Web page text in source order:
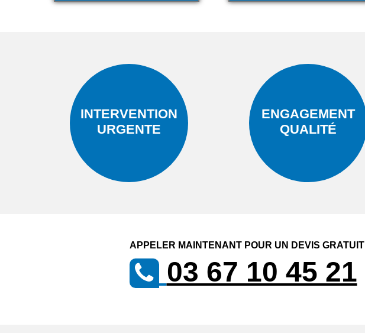
INTERVENTION
URGENTE
ENGAGEMENT
QUALITÉ
APPELER MAINTENANT POUR UN DEVIS GRATUIT
03 67 10 45 21